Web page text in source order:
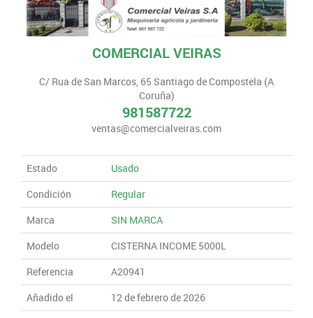
COMERCIAL VEIRAS
C/ Rua de San Marcos, 65 Santiago de Compostela (A
Coruña)
981587722
ventas@comercialveiras.com
Estado
Usado
Condición
Regular
Marca
SIN MARCA
Modelo
CISTERNA INCOME 5000L
Referencia
A20941
Añadido el
12 de febrero de 2026